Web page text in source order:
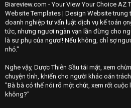
Biareview.com - Your View Your Choice AZ
Website Templates | Design Website trung
doanh nghiệp tư vấn luật dịch vụ kế toán
tức, nhưng ngươi ngàn vạn lần đừng cho
là sư phụ của ngươi! Nếu không, chỉ sợ
nhỏ."
Nghe vậy, Dược Thiên Sầu tái mặt, xem
chuyện tình, khiến cho người khác oán
"Bà bà có thể nói rõ một chút, xem rốt cuộc
không?"